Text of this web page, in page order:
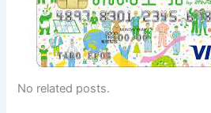
No related posts.